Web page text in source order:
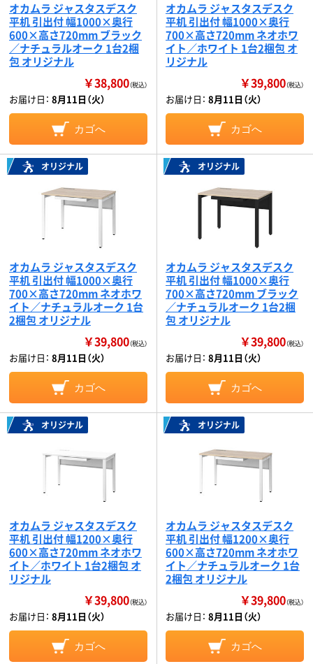
オカムラ ジャスタスデスク
平机 引出付 幅1000×奥行
600×高さ720mm ブラック
／ナチュラルオーク 1台2梱
包 オリジナル
￥38,800（税込）
お届け日： 8月11日（火）
カゴへ
オカムラ ジャスタスデスク
平机 引出付 幅1000×奥行
700×高さ720mm ネオホワ
イト／ホワイト 1台2梱包 オ
リジナル
￥39,800（税込）
お届け日： 8月11日（火）
カゴへ
オリジナル
オカムラ ジャスタスデスク
平机 引出付 幅1000×奥行
700×高さ720mm ネオホワ
イト／ナチュラルオーク 1台
2梱包 オリジナル
￥39,800（税込）
お届け日： 8月11日（火）
カゴへ
オリジナル
オカムラ ジャスタスデスク
平机 引出付 幅1000×奥行
700×高さ720mm ブラック
／ナチュラルオーク 1台2梱
包 オリジナル
￥39,800（税込）
お届け日： 8月11日（火）
カゴへ
オリジナル
オカムラ ジャスタスデスク
平机 引出付 幅1200×奥行
600×高さ720mm ネオホワ
イト／ホワイト 1台2梱包 オ
リジナル
￥39,800（税込）
お届け日： 8月11日（火）
カゴへ
オリジナル
オカムラ ジャスタスデスク
平机 引出付 幅1200×奥行
600×高さ720mm ネオホワ
イト／ナチュラルオーク 1台
2梱包 オリジナル
￥39,800（税込）
お届け日： 8月11日（火）
カゴへ